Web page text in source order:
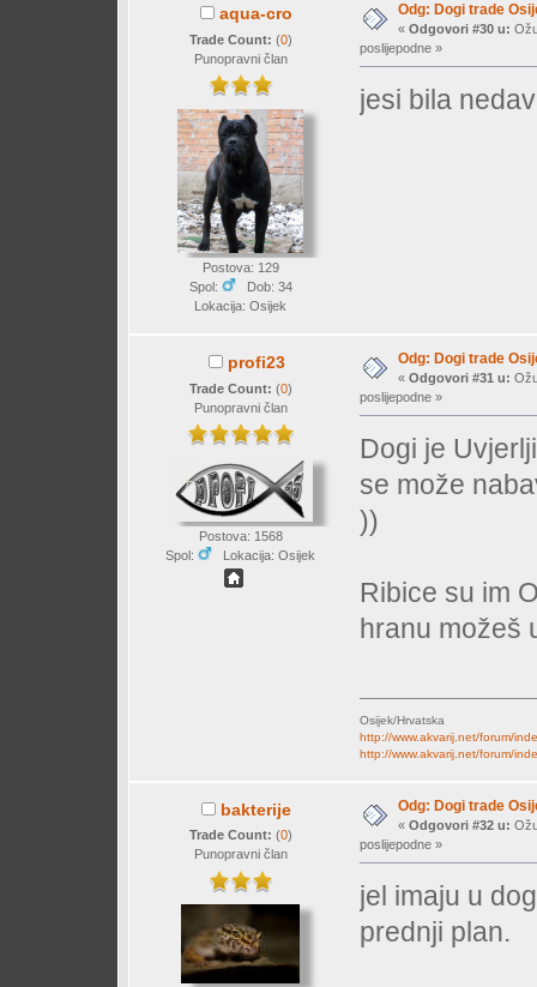
aqua-cro
Trade Count: (0)
Punopravni član
Postova: 129
Spol:
Dob: 34
Lokacija: Osijek
Odg: Dogi trade
« Odgovori #30 u:
poslijepodne »
jesi bila
profi23
Trade Count: (0)
Punopravni član
Postova: 1568
Spol:
Lokacija: Osijek
Odg: Dogi trade
« Odgovori #31 u:
poslijepodne »
Dogi je
se može
))
Ribice su im
hranu možeš
Osijek/Hrvatska
http://www.akvarij.net/forum/
http://www.akvarij.net/forum/
bakterije
Trade Count: (0)
Punopravni član
Odg: Dogi trade
« Odgovori #32 u:
poslijepodne »
jel imaju u
prednji plan.